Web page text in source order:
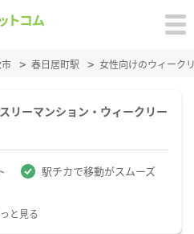
春日居町駅 女性向けのウィーク
リーマンション・ウィークリー
駅チカで移動がスムーズ
と見る